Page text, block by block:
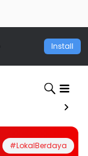
Install
#LokalBerdaya